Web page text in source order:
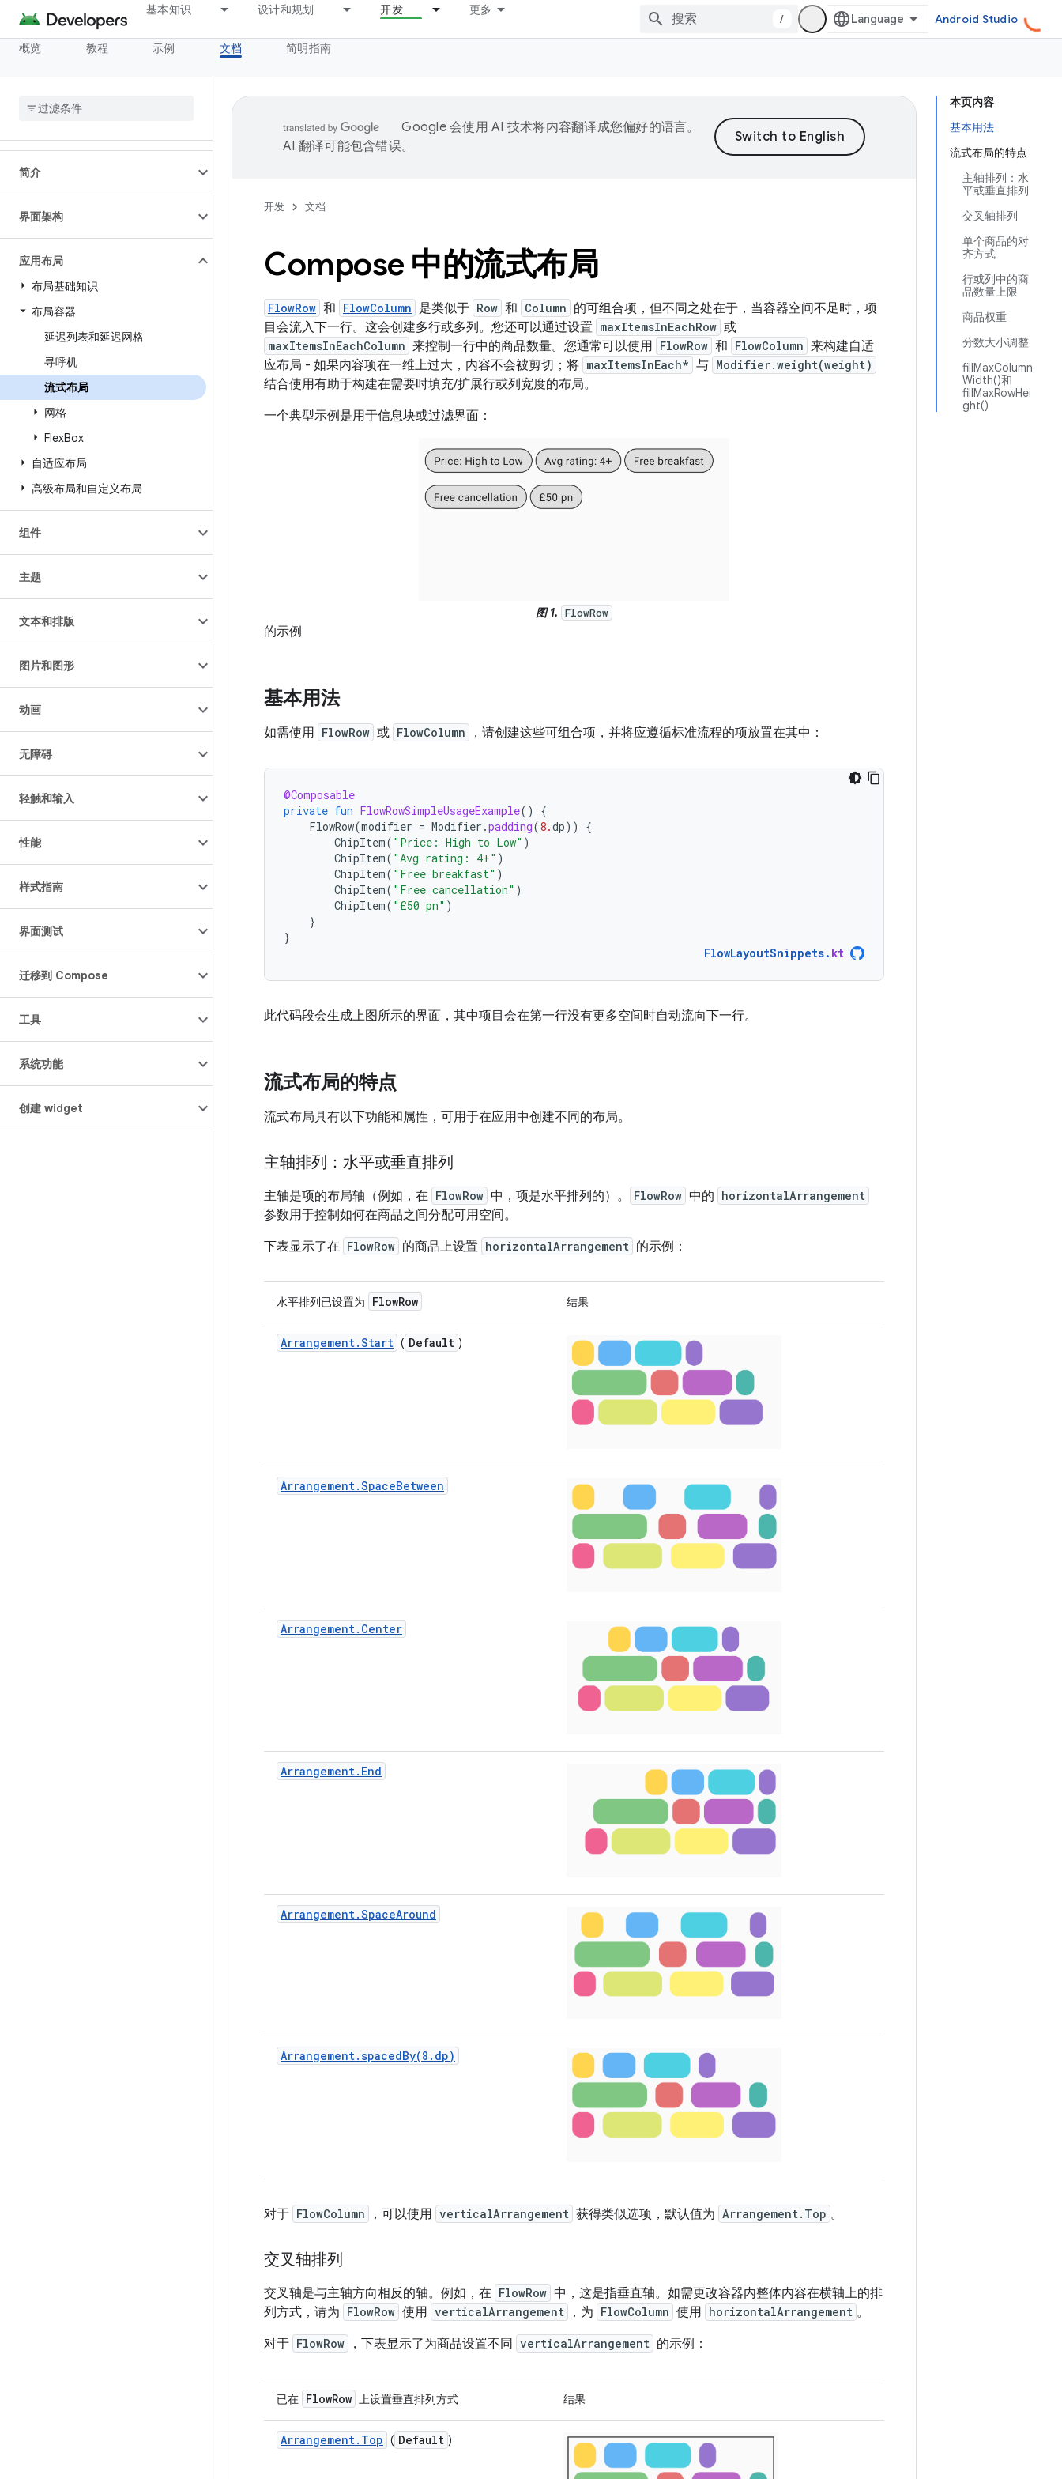
基本知识 设计和规划 开发 更多
/ Android Studio
概览 教程 示例 文档 简明指南
简介
界面架构
应用布局
布局基础知识
布局容器
延迟列表和延迟网格
寻呼机
流式布局
网格
FlexBox
自适应布局
高级布局和自定义布局
组件
主题
文本和排版
图片和图形
动画
无障碍
轻触和输入
性能
样式指南
界面测试
迁移到 Compose
工具
系统功能
创建 widget
本页内容
基本用法
流式布局的特点
主轴排列：水
平或垂直排列
交叉轴排列
单个商品的对
齐方式
行或列中的商
品数量上限
商品权重
分数大小调整
fillMaxColumn
Width()和
fillMaxRowHei
ght()
Google 会使用 AI 技术将内容翻译成您偏好的语言。
AI 翻译可能包含错误。
开发 文档
Compose 中的流式布局
FlowRow 和 FlowColumn 是类似于 Row 和 Column 的可组合项，但不同之处在于，当容器空间不足时，项
目会流入下一行。这会创建多行或多列。您还可以通过设置 maxItemsInEachRow 或
maxItemsInEachColumn 来控制一行中的商品数量。您通常可以使用 FlowRow 和 FlowColumn 来构建自适
应布局 - 如果内容项在一维上过大，内容不会被剪切；将 maxItemsInEach* 与 Modifier.weight(weight)
结合使用有助于构建在需要时填充/扩展行或列宽度的布局。
一个典型示例是用于信息块或过滤界面：
图 1. FlowRow
的示例
基本用法
如需使用 FlowRow 或 FlowColumn ，请创建这些可组合项，并将应遵循标准流程的项放置在其中：
@Composable
private fun FlowRowSimpleUsageExample()
{
FlowRow(modifier = Modifier .padding(8.dp))
{
ChipItem( "Price: High to Low" )
ChipItem( "Avg rating: 4+" )
ChipItem( "Free breakfast" )
ChipItem( "Free cancellation" )
ChipItem( "£50 pn" )
}
}
FlowLayoutSnippets. kt
此代码段会生成上图所示的界面，其中项目会在第一行没有更多空间时自动流向下一行。
流式布局的特点
流式布局具有以下功能和属性，可用于在应用中创建不同的布局。
主轴排列：水平或垂直排列
主轴是项的布局轴（例如，在 FlowRow 中，项是水平排列的）。 FlowRow 中的 horizontalArrangement
参数用于控制如何在商品之间分配可用空间。
下表显示了在 FlowRow 的商品上设置 horizontalArrangement 的示例：
水平排列已设置为 FlowRow 结果
Arrangement.Start ( Default )
Arrangement.SpaceBetween
Arrangement.Center
Arrangement.End
Arrangement.SpaceAround
Arrangement.spacedBy(8.dp)
对于 FlowColumn ，可以使用 verticalArrangement 获得类似选项，默认值为 Arrangement.Top 。
交叉轴排列
交叉轴是与主轴方向相反的轴。例如，在 FlowRow 中，这是指垂直轴。如需更改容器内整体内容在横轴上的排
列方式，请为 FlowRow 使用 verticalArrangement ，为 FlowColumn 使用 horizontalArrangement 。
对于 FlowRow ，下表显示了为商品设置不同 verticalArrangement 的示例：
已在 FlowRow 上设置垂直排列方式 结果
Arrangement.Top ( Default )